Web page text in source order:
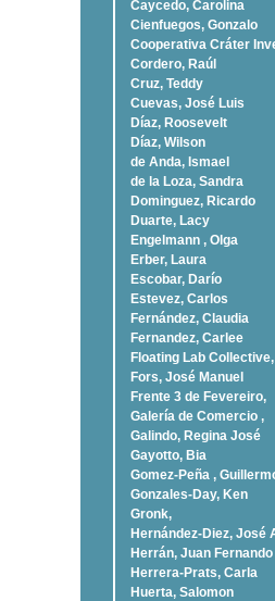
Caycedo, Carolina
Cienfuegos, Gonzalo
Cooperativa Cráter
Cordero, Raúl
Cruz, Teddy
Cuevas, José Luis
Díaz, Roosevelt
Dí­az, Wilson
de Anda, Ismael
de la Loza, Sandra
Dominguez, Ricardo
Duarte, Lacy
Engelmann , Olga
Erber, Laura
Escobar, Darío
Estevez, Carlos
Fernández, Claudia
Fernandez, Carlee
Floating Lab Collective,
Fors, José Manuel
Frente 3 de Fevereiro,
Galería de Comercio ,
Galindo, Regina José
Gayotto, Bia
Gomez-Peña ,
Gonzales-Day, Ken
Gronk,
Hernández-Diez, José
Herrán, Juan Fernando
Herrera-Prats, Carla
Huerta, Salomon